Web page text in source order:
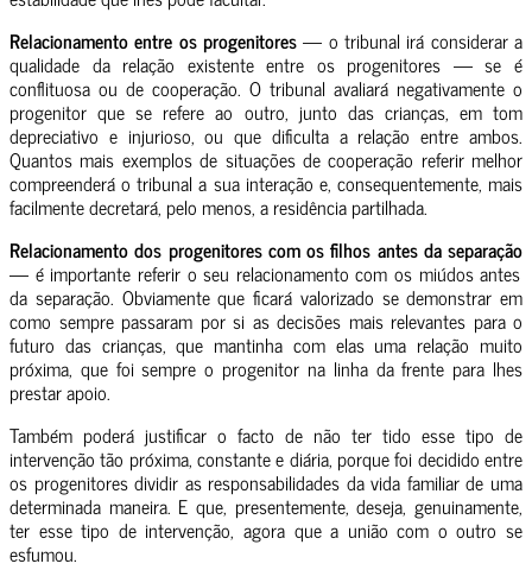
Relacionamento entre os progenitores— o tribunal irá considerar a
qualidade da relação existente entre os progenitores — se é
conflituosa ou de cooperação. O tribunal avaliará negativamente o
progenitor que se refere ao outro, junto das crianças, em tom
depreciativo e injurioso, ou que dificulta a relação entre ambos.
Quantos mais exemplos de situações de cooperação referir melhor
compreenderá o tribunal a sua interação e, consequentemente, mais
facilmente decretará, pelo menos, a residência partilhada.
Relacionamento dos progenitores com os filhos antes da separação
— é importante referir o seu relacionamento com os miúdos antes
da separação. Obviamente que ficará valorizado se demonstrar em
como sempre passaram por si as decisões mais relevantes para o
futuro das crianças, que mantinha com elas uma relação muito
próxima, que foi sempre o progenitor na linha da frente para lhes
prestar apoio.
Também poderá justificar o facto de não ter tido esse tipo de
intervenção tão próxima, constante e diária, porque foi decidido entre
os progenitores dividir as responsabilidades da vida familiar de uma
determinada maneira. E que, presentemente, deseja, genuinamente,
ter esse tipo de intervenção, agora que a união com o outro se
esfumou.